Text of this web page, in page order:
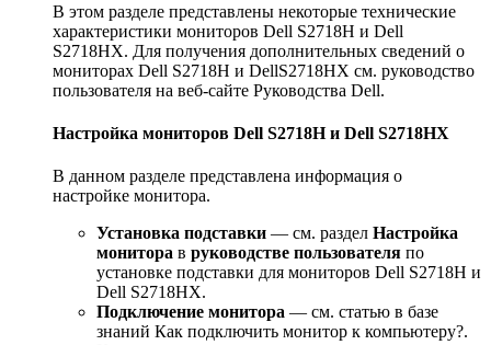
В этом разделе представлены некоторые технические
характеристики мониторов Dell S2718H и Dell
S2718HX. Для получения дополнительных сведений о
мониторах Dell S2718H и DellS2718HX см. руководство
пользователя на веб-сайте Руководства Dell.
Настройка мониторов Dell S2718H и Dell S2718HX
В данном разделе представлена информация о
настройке монитора.
Установка подставки — см. раздел Настройка
монитора в руководстве пользователя по
установке подставки для мониторов Dell S2718H и
Dell S2718HX.
Подключение монитора — см. статью в базе
знаний Как подключить монитор к компьютеру?.